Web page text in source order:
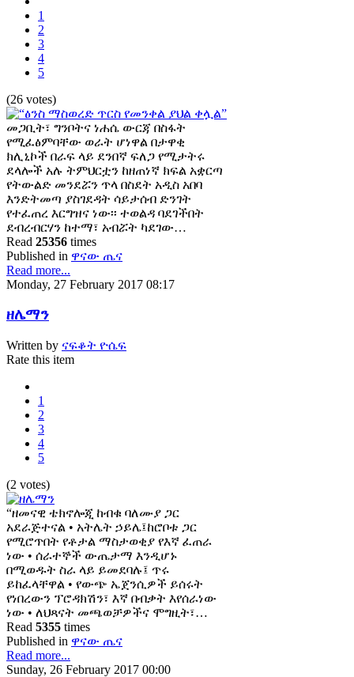
1
2
3
4
5
(26 votes)
መጋቢት፣ ግንቦትና ነሐሴ ውርጃ በስፋት
የሚፈፅምባቸው ወራት ሆነዋል በታዋቂ
ክሊኒኮች በራፍ ላይ ደንበኛ ፍለጋ የሚታትሩ
ደላሎች አሉ ትምህርቷን ከዘጠነኛ ክፍል አቋርጣ
የትውልድ መንደሯን ጥላ በስደት አዲስ አበባ
እንድትመጣ ያስገደዳት ሳይታሰብ ድንገት
የተፈጠረ እርግዝና ነው፡፡ ተወልዳ ባደገችበት
ደብረብርሃን ከተማ፣ አብሯት ካደገው…
Read 25356 times
Published in ዋናው ጤና
Read more...
Monday, 27 February 2017 08:17
ዘሌማን
Written by ናፍቆት ዮሴፍ
Rate this item
1
2
3
4
5
(2 votes)
“ዘመናዊ ቴክኖሎጂ ከብቁ ባለሙያ ጋር
አደራጅተናል • አትሌት ኃይሌ፤ከሮቦቱ ጋር
የሚሮጥበት የቶታል ማስታወቂያ የእኛ ፈጠራ
ነው • ሰራተኞች ውጤታማ እንዲሆኑ
በሚወዱት ስራ ላይ ይመደባሉ፤ ጥሩ
ይከፈላቸዋል • የውጭ ኤጀንሲዎች ይሰሩት
የነበረውን ፕሮዳክሽን፣ እኛ በብቃት እየሰራነው
ነው • ለህጻናት መጫወቻዎችና ሞግዚት፣…
Read 5355 times
Published in ዋናው ጤና
Read more...
Sunday, 26 February 2017 00:00